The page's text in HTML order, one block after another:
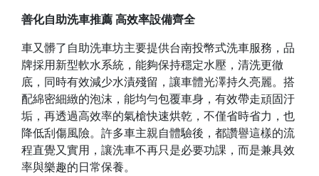
善化自助洗車推薦 高效率設備齊全
車又髒了自助洗車坊主要提供台南投幣式洗車服務，品
牌採用新型軟水系統，能夠保持穩定水壓，清洗更徹
底，同時有效減少水漬殘留，讓車體光澤持久亮麗。搭
配綿密細緻的泡沫，能均勻包覆車身，有效帶走頑固汙
垢，再透過高效率的氣槍快速烘乾，不僅省時省力，也
降低刮傷風險。許多車主親自體驗後，都讚譽這樣的流
程直覺又實用，讓洗車不再只是必要功課，而是兼具效
率與樂趣的日常保養。